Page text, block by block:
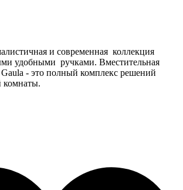
и современная коллекция
удобными ручками. Вместительная
Gaula - это полный комплекс решений
комнаты.